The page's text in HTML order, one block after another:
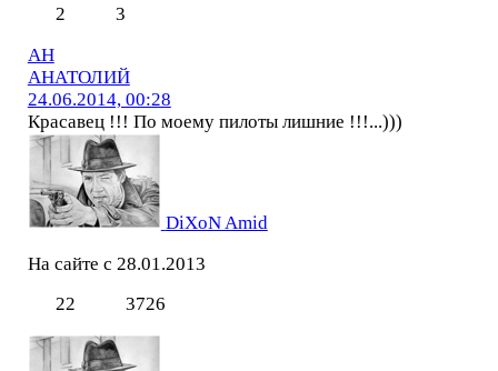
2
3
АН
АНАТОЛИЙ
24.06.2014, 00:28
Красавец !!! По моему пилоты лишние !!!...)))
DiXoN Amid
На сайте с 28.01.2013
22
3726